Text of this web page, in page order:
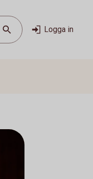
Logga in